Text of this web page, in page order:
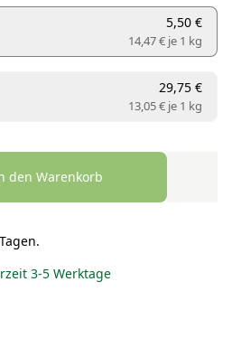
5,50 €
14,47 € je 1 kg
29,75 €
13,05 € je 1 kg
den Warenkorb
3-5 Werktage